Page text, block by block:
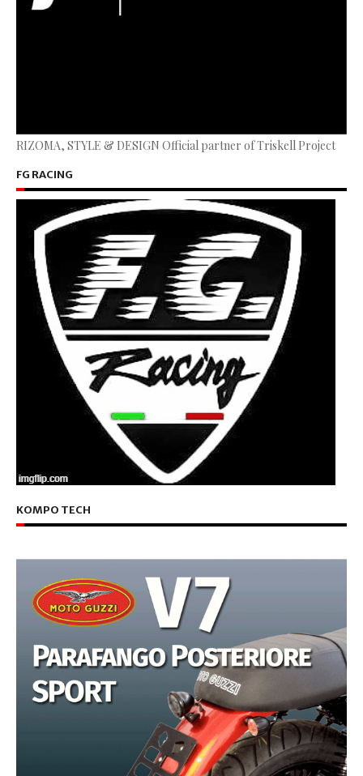
RIZOMA, STYLE & DESIGN Official partner of Triskell Project
FG RACING
KOMPO TECH